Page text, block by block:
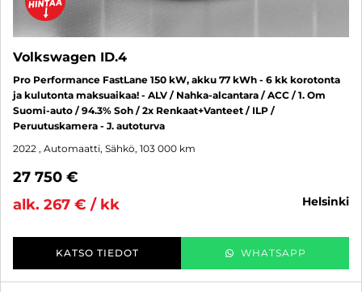
Volkswagen ID.4
Pro Performance FastLane 150 kW, akku 77 kWh - 6 kk korotonta
ja kulutonta maksuaikaa! - ALV / Nahka-alcantara / ACC / 1. Om
Suomi-auto / 94.3% Soh / 2x Renkaat+Vanteet / ILP /
Peruutuskamera - J. autoturva
2022 , Automaatti, Sähkö, 103 000 km
27 750 €
alk. 267 € / kk
helsinki
KATSO TIEDOT WHATSAPP